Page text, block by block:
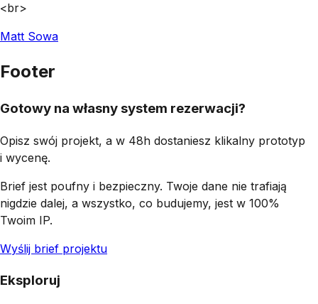
<br>
Matt Sowa
Footer
Gotowy na własny system rezerwacji?
Opisz swój projekt, a w 48h dostaniesz klikalny prototyp
i wycenę.
Brief jest poufny i bezpieczny. Twoje dane nie trafiają
nigdzie dalej, a wszystko, co budujemy, jest w 100%
Twoim IP.
Wyślij brief projektu
Eksploruj